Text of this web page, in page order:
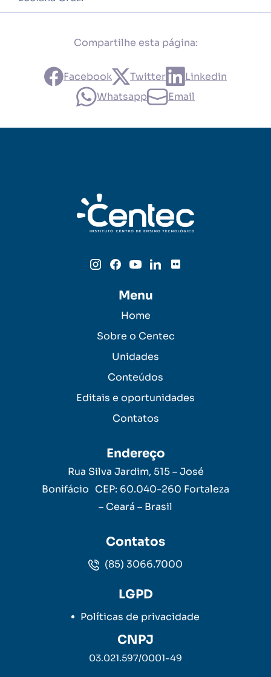
Compartilhe esta página:
Facebook Twitter
Linkedin
Whatsapp
Email
Menu
Home
Sobre o Centec
Unidades
Conteúdos
Editais e oportunidades
Contatos
Endereço
Rua Silva Jardim, 515 – José
Bonifácio CEP: 60.040-260 Fortaleza
– Ceará – Brasil
Contatos
(85) 3066.7000
LGPD
Políticas de privacidade
CNPJ
03.021.597/0001-49